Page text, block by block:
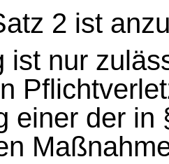
2 ist
ist nur
einer der in